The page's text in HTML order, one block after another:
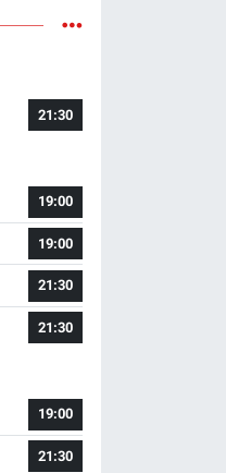
21:30
19:00
19:00
21:30
21:30
19:00
21:30